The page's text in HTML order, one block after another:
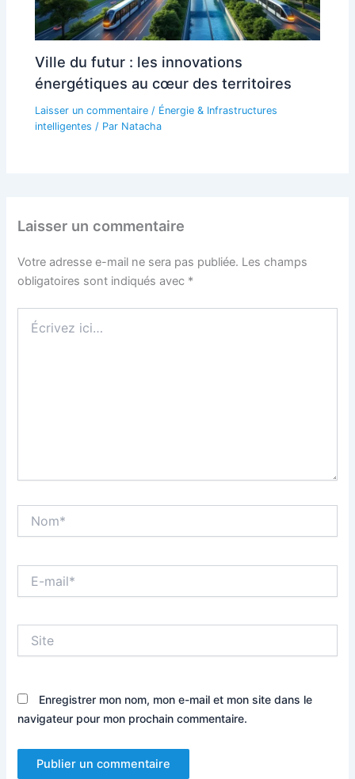
Ville du futur : les innovations
énergétiques au cœur des territoires
Laisser un commentaire / Énergie & Infrastructures
intelligentes / Par Natacha
Laisser un commentaire
Votre adresse e-mail ne sera pas publiée. Les champs
obligatoires sont indiqués avec *
ici…
mail*
Enregistrer mon nom, mon e-mail et mon site dans le
navigateur pour mon prochain commentaire.